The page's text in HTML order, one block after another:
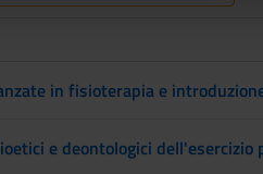
in fisioterapia e
e deontologici dell'esercizio